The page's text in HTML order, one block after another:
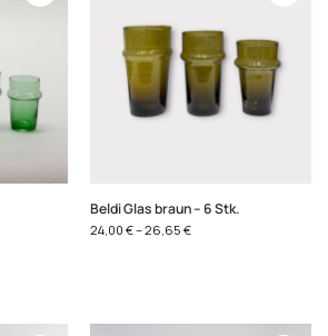
Beldi Glas braun – 6 Stk.
24,00 €–26,65 €